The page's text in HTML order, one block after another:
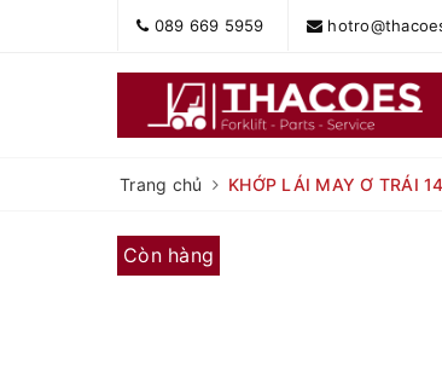
089 669 5959
Trang chủ KHỚP LÁI MAY Ơ TRÁI
Còn hàng